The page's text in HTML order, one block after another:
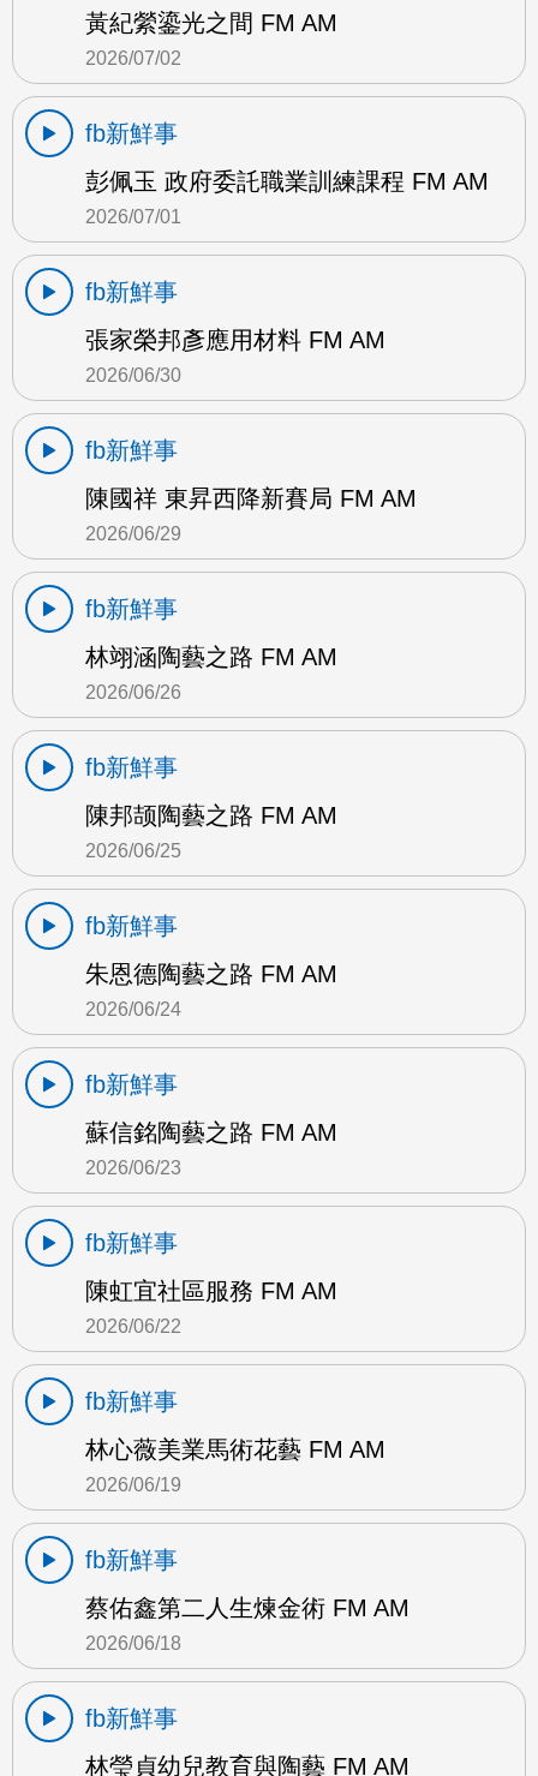
黃紀縈鎏光之間 FM AM
2026/07/02
fb新鮮事
彭佩玉 政府委託職業訓練課程 FM AM
2026/07/01
fb新鮮事
張家榮邦彥應用材料 FM AM
2026/06/30
fb新鮮事
陳國祥 東昇西降新賽局 FM AM
2026/06/29
fb新鮮事
林翊涵陶藝之路 FM AM
2026/06/26
fb新鮮事
陳邦颉陶藝之路 FM AM
2026/06/25
fb新鮮事
朱恩德陶藝之路 FM AM
2026/06/24
fb新鮮事
蘇信銘陶藝之路 FM AM
2026/06/23
fb新鮮事
陳虹宜社區服務 FM AM
2026/06/22
fb新鮮事
林心薇美業馬術花藝 FM AM
2026/06/19
fb新鮮事
蔡佑鑫第二人生煉金術 FM AM
2026/06/18
fb新鮮事
林瑩貞幼兒教育與陶藝 FM AM